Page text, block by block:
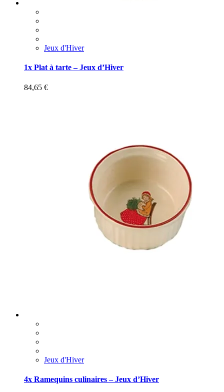
Jeux d'Hiver
1x Plat à tarte – Jeux d’Hiver
84,65 €
Jeux d'Hiver
4x Ramequins culinaires – Jeux d’Hiver